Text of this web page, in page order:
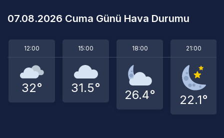
07.08.2026 Cuma Günü Hava Durumu
12:00
32°
15:00
31.5°
18:00
26.4°
21:00
22.1°